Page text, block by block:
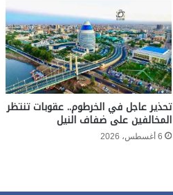
تحذير عاجل في الخرطوم.. عقوبات تنتظر
المخالفين على ضفاف النيل
6 أغسطس، 2026